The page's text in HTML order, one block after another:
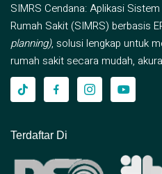
SIMRS Cendana: Aplikasi
Rumah Sakit (SIMRS) berbasis
planning), solusi lengkap untuk
rumah sakit secara mudah,
Terdaftar Di